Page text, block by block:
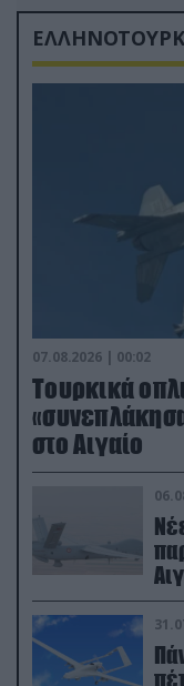
07.08.2026 | 00:02
Τουρκικά
στο Αιγαίο